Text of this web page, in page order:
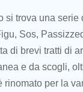
si trova una serie
Sos,
di brevi tratti di
e da scogli,
rinomato per la